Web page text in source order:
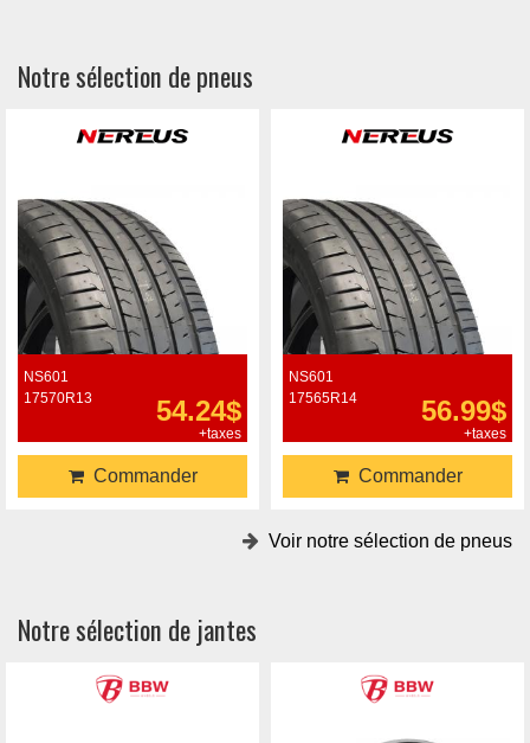
Notre sélection de pneus
NS601
17570R13
54.24$
+taxes
Commander
NS601
17565R14
56.99$
+taxes
Commander
Voir notre sélection de pneus
Notre sélection de jantes